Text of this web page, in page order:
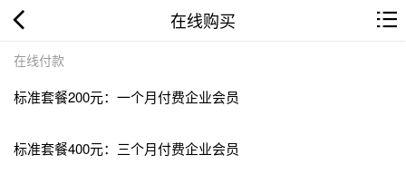
在线购买
在线付款
标准套餐200元：一个月付费企业会员
标准套餐400元：三个月付费企业会员